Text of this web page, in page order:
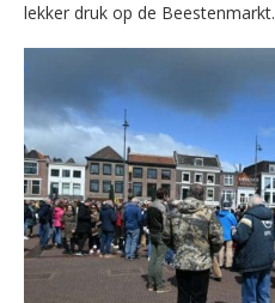
lekker druk op de Beestenmarkt.